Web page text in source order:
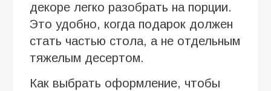
декоре легко разобрать на порции.
Это удобно, когда подарок должен
стать частью стола, а не отдельным
тяжелым десертом.
Как выбрать оформление, чтобы